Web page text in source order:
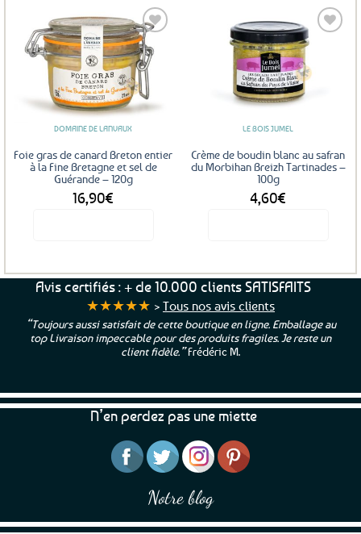
Ajouter
aux
favoris
DOMAINE DE LANVAUX
Foie gras de canard Breton entier
à la Fine Bretagne et sel de
Guérande – 120g
16,90€
Ajouter
LE BOIS JUMEL
Crème de boudin blanc au safran
du Morbihan Breizh Tartinades –
100g
4,60€
Avis certifiés : + de 10.000 clients SATISFAITS
★★★★★ > Tous nos avis clients
“Toujours aussi satisfait de cette boutique en ligne. Emballage au
top Livraison impeccable pour des produits fragiles. Je reste un
client fidèle.”Frédéric M.
N’en perdez pas une miette
Notre blog